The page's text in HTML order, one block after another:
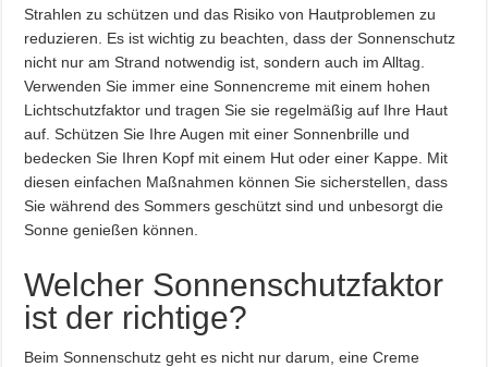
Strahlen zu schützen und das Risiko von Hautproblemen zu
reduzieren. Es ist wichtig zu beachten, dass der Sonnenschutz
nicht nur am Strand notwendig ist, sondern auch im Alltag.
Verwenden Sie immer eine Sonnencreme mit einem hohen
Lichtschutzfaktor und tragen Sie sie regelmäßig auf Ihre Haut
auf. Schützen Sie Ihre Augen mit einer Sonnenbrille und
bedecken Sie Ihren Kopf mit einem Hut oder einer Kappe. Mit
diesen einfachen Maßnahmen können Sie sicherstellen, dass
Sie während des Sommers geschützt sind und unbesorgt die
Sonne genießen können.
Welcher Sonnenschutzfaktor
ist der richtige?
Beim Sonnenschutz geht es nicht nur darum, eine Creme